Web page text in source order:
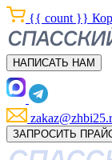
{{ count }}
НАПИСАТЬ НАМ
ЗАПРОСИТЬ